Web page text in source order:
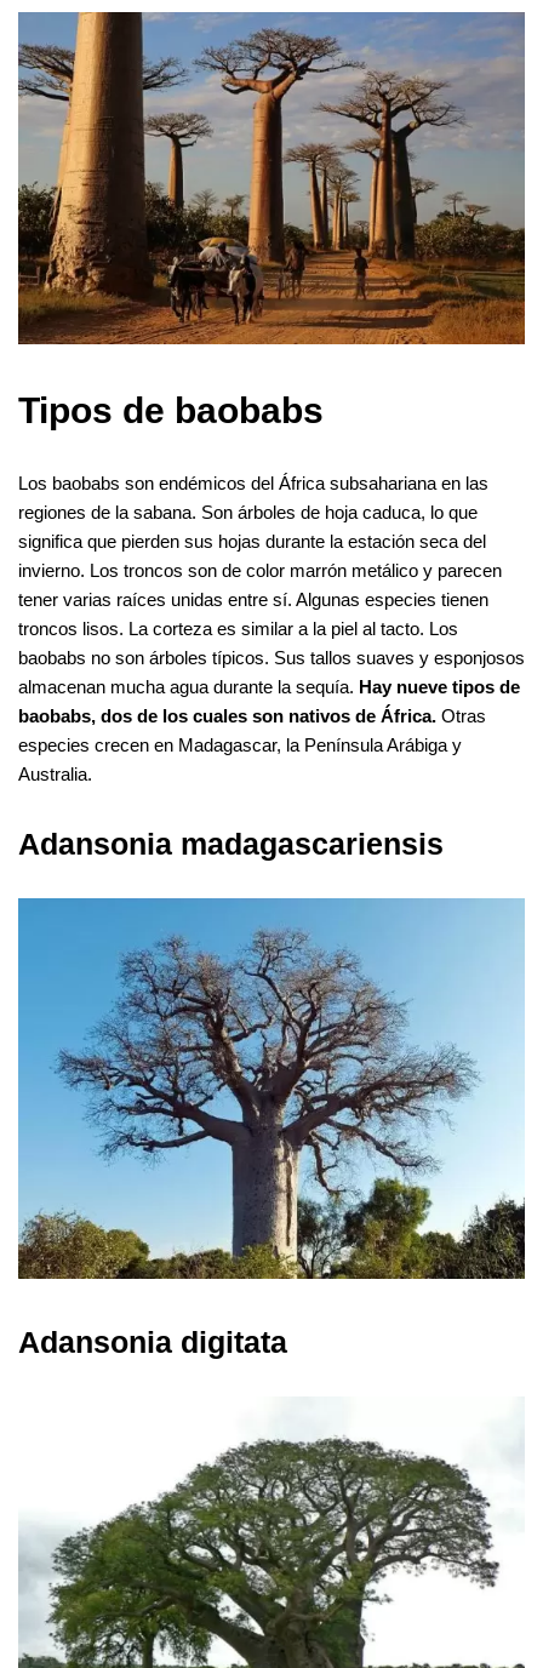
Tipos de baobabs
Los baobabs son endémicos del África subsahariana en las
regiones de la sabana. Son árboles de hoja caduca, lo que
significa que pierden sus hojas durante la estación seca del
invierno. Los troncos son de color marrón metálico y parecen
tener varias raíces unidas entre sí. Algunas especies tienen
troncos lisos. La corteza es similar a la piel al tacto. Los
baobabs no son árboles típicos. Sus tallos suaves y esponjosos
almacenan mucha agua durante la sequía. Hay nueve tipos de
baobabs, dos de los cuales son nativos de África. Otras
especies crecen en Madagascar, la Península Arábiga y
Australia.
Adansonia madagascariensis
Adansonia digitata